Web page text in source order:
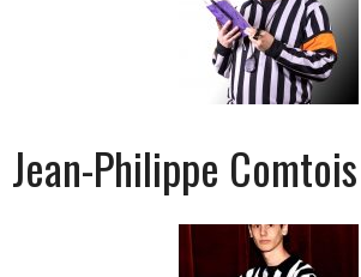
Jean-Philippe Comtois